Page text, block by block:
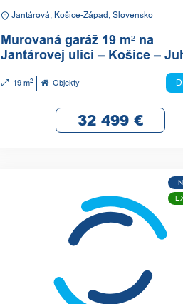
Jantárová, Košice-Západ, Slovensko
Murovaná garáž 19 m² na
Jantárovej ulici – Košice –
19 m2 Objekty
32 499 €